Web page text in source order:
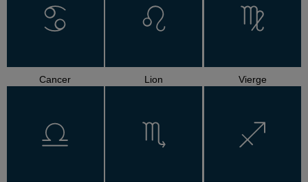
Cancer Lion Vierge